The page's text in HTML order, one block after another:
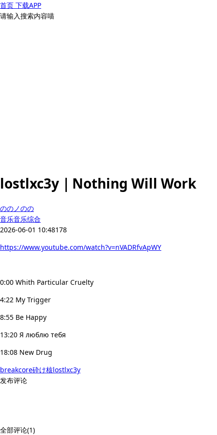
首页 下载APP
请输入搜索内容喵
lostlxc3y｜Nothing Will Work
ののノのの
音乐音乐综合
2026-06-01 10:48178
https://www.youtube.com/watch?v=nVADRfvApWY
0:00 Whith Particular Сruelty
4:22 My Trigger
8:55 Be Happy
13:20 Я люблю тебя
18:08 New Drug
breakcore砕け核lostlxc3y
发布评论
全部评论(1)